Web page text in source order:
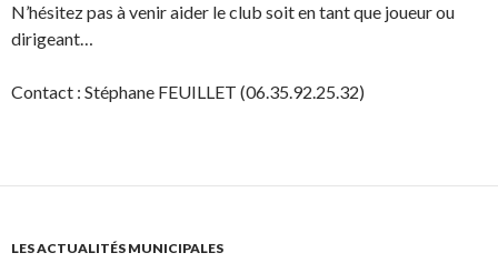
N’hésitez pas à venir aider le club soit en tant que joueur ou
dirigeant…
Contact : Stéphane FEUILLET (06.35.92.25.32)
LES ACTUALITÉS MUNICIPALES